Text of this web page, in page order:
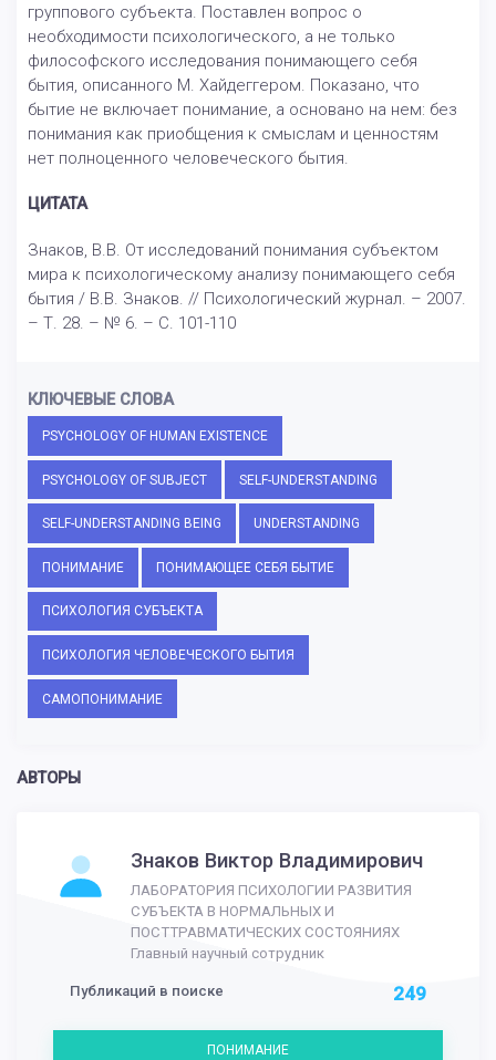
группового субъекта. Поставлен вопрос о
необходимости психологического, а не только
философского исследования понимающего себя
бытия, описанного М. Хайдеггером. Показано, что
бытие не включает понимание, а основано на нем: без
понимания как приобщения к смыслам и ценностям
нет полноценного человеческого бытия.
ЦИТАТА
Знаков, В.В. От исследований понимания субъектом
мира к психологическому анализу понимающего себя
бытия / В.В. Знаков. // Психологический журнал. – 2007.
– Т. 28. – № 6. – С. 101-110
КЛЮЧЕВЫЕ СЛОВА
PSYCHOLOGY OF HUMAN EXISTENCE
PSYCHOLOGY OF SUBJECT SELF-UNDERSTANDING
SELF-UNDERSTANDING BEING UNDERSTANDING
ПОНИМАНИЕ ПОНИМАЮЩЕЕ СЕБЯ БЫТИЕ
ПСИХОЛОГИЯ СУБЪЕКТА
ПСИХОЛОГИЯ ЧЕЛОВЕЧЕСКОГО БЫТИЯ
САМОПОНИМАНИЕ
АВТОРЫ
Знаков Виктор Владимирович
ЛАБОРАТОРИЯ ПСИХОЛОГИИ РАЗВИТИЯ
СУБЪЕКТА В НОРМАЛЬНЫХ И
ПОСТТРАВМАТИЧЕСКИХ СОСТОЯНИЯХ
Главный научный сотрудник
Публикаций в поиске 249
ПОНИМАНИЕ